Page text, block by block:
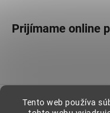
Tento web používa
Prijímame online